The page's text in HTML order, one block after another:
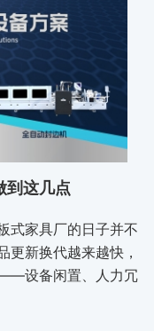
到这几点
式家具厂的日子并不
更新换代越来越快，
设备闲置、人力冗